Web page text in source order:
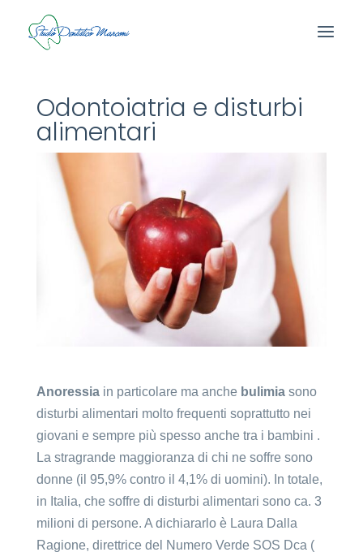
Odontoiatria e disturbi
alimentari
Anoressiain particolare ma anche bulimiasono
disturbi alimentari molto frequenti soprattutto nei
giovani e sempre più spesso anche tra i bambini .
La stragrande maggioranza di chi ne soffre sono
donne (il 95,9% contro il 4,1% di uomini). In totale,
in Italia, che soffre di disturbi alimentari sono ca. 3
milioni di persone. A dichiararlo è Laura Dalla
Ragione, direttrice del Numero Verde SOS Dca (